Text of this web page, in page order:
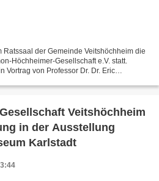
Ratssaal der Gemeinde Veitshöchheim die
Höchheimer-Gesellschaft e.V. statt.
Vortrag von Professor Dr. Dr. Eric
Veitshöchheim
in der Ausstellung
Karlstadt